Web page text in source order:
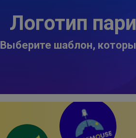
Логотип
Выберите шаблон,